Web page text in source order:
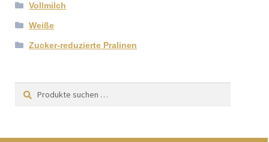
Vollmilch
Weiße
Zucker-reduzierte Pralinen
Suchen
Suchen